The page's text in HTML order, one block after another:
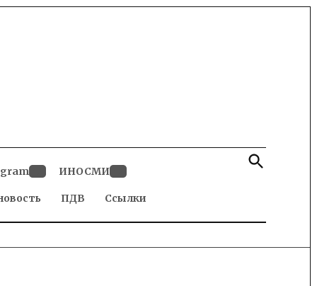
dropdown
ИНОСМИ
dropdown
ПДВ Ссылки
Open
Search